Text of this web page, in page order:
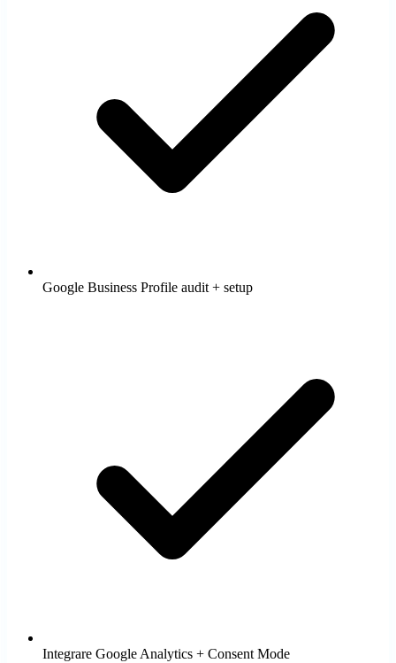
Google Business Profile audit + setup
Integrare Google Analytics + Consent Mode